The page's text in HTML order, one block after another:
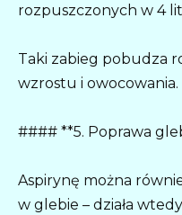
rozpuszczonych w 4
Taki zabieg pobudza
wzrostu i owocowania.
#### **5. Poprawa
Aspirynę można
w glebie – działa